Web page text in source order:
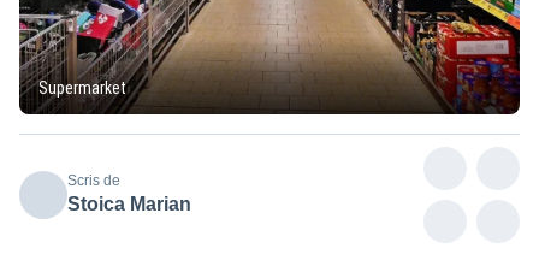
Supermarket
Scris de
Stoica Marian